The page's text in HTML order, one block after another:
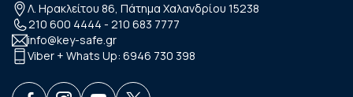
Λ. Ηρακλείτου 86, Πάτημα Χαλανδρίου 15238
210 600 4444 - 210 683 7777
info@key-safe.gr
Viber + Whats Up: 6946 730 398